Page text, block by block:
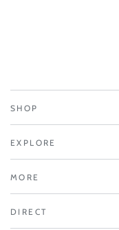
SHOP
EXPLORE
MORE
DIRECT